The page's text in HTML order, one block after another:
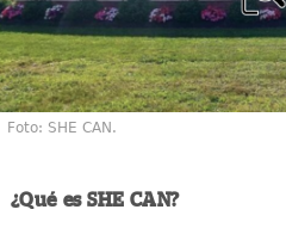
Foto: SHE CAN.
¿Qué es SHE CAN?